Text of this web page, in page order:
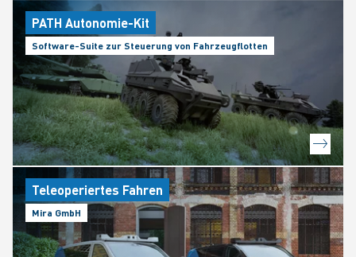
PATH Autonomie-Kit
Software-Suite zur Steuerung von Fahrzeugflotten
Teleoperiertes Fahren
Mira GmbH